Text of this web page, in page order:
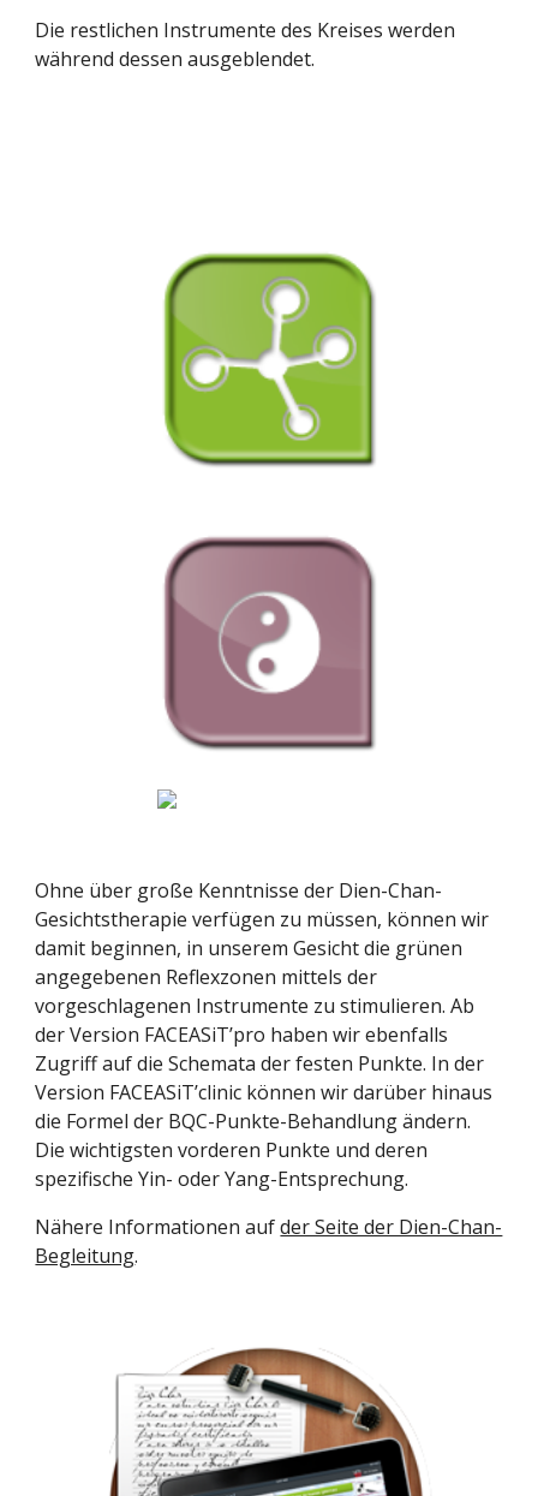
Die restlichen Instrumente des Kreises werden
während dessen ausgeblendet.
Ohne über große Kenntnisse der Dien-Chan-
Gesichtstherapie verfügen zu müssen, können wir
damit beginnen, in unserem Gesicht die grünen
angegebenen Reflexzonen mittels der
vorgeschlagenen Instrumente zu stimulieren. Ab
der Version FACEASiT’pro haben wir ebenfalls
Zugriff auf die Schemata der festen Punkte. In der
Version FACEASiT’clinic können wir darüber hinaus
die Formel der BQC-Punkte-Behandlung ändern.
Die wichtigsten vorderen Punkte und deren
spezifische Yin- oder Yang-Entsprechung.
Nähere Informationen auf der Seite der Dien-Chan-
Begleitung.